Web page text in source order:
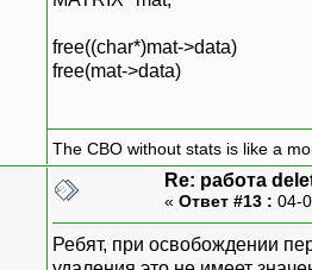
free((char*)mat->data)
free(mat->data)
The CBO without stats is like a
Re: работа
« Ответ #13 : 04-
Ребят, при освобождении